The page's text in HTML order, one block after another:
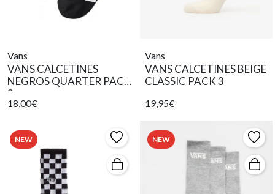
Vans
VANS CALCETINES
NEGROS QUARTER PACK
3
18,00€
Vans
VANS CALCETINES BEIGE
CLASSIC PACK 3
19,95€
NEW NEW